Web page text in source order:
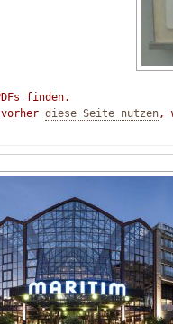
finden.
diese Seite nutzen,